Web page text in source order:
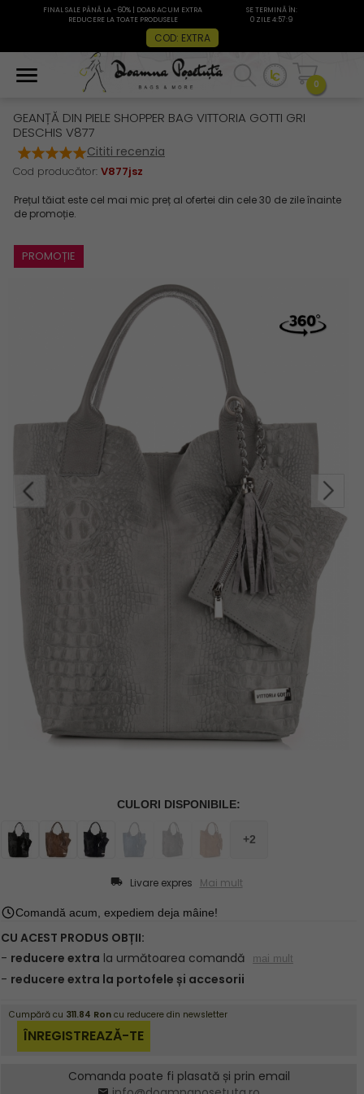
FINAL SALE PÂNĂ LA -60% | DOAR ACUM EXTRA
REDUCERE LA TOATE PRODUSELE
COD: EXTRA
SE TERMINĂ ÎN:
0 ZILE 4:57:9
0
GEANȚĂ DIN PIELE SHOPPER BAG VITTORIA GOTTI GRI
DESCHIS V877
Cod producător: V877jsz
Cititi recenzia
PROMOȚIE
Livare expres Mai mult
Comanda poate fi plasată și prin email